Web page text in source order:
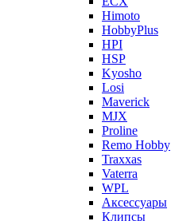
Himoto
HobbyPlus
HPI
HSP
Kyosho
Losi
Maverick
MJX
Proline
Remo Hobby
Traxxas
Vaterra
WPL
Аксессуары
Клипсы